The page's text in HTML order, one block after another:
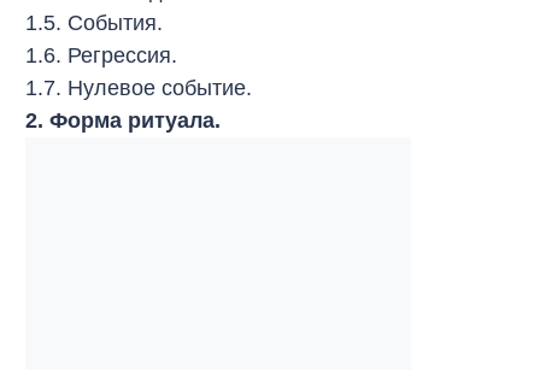
1.5. События.
1.6. Регрессия.
1.7. Нулевое событие.
2. Форма ритуала.